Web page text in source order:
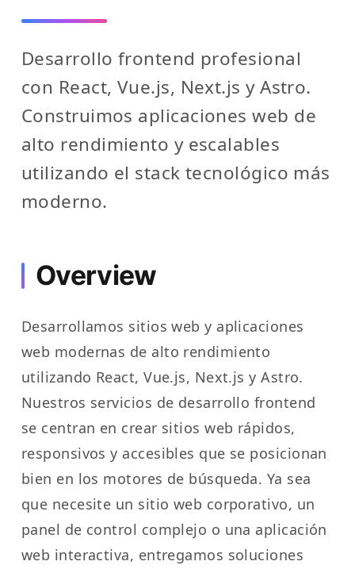
Desarrollo frontend profesional
con React, Vue.js, Next.js y Astro.
Construimos aplicaciones web de
alto rendimiento y escalables
utilizando el stack tecnológico más
moderno.
Overview
Desarrollamos sitios web y aplicaciones
web modernas de alto rendimiento
utilizando React, Vue.js, Next.js y Astro.
Nuestros servicios de desarrollo frontend
se centran en crear sitios web rápidos,
responsivos y accesibles que se posicionan
bien en los motores de búsqueda. Ya sea
que necesite un sitio web corporativo, un
panel de control complejo o una aplicación
web interactiva, entregamos soluciones